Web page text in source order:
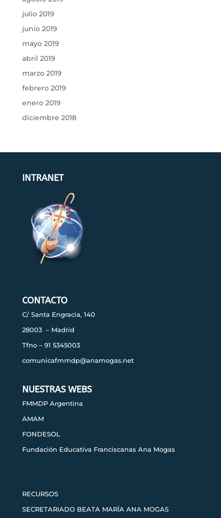
julio 2019
junio 2019
mayo 2019
abril 2019
marzo 2019
febrero 2019
enero 2019
diciembre 2018
INTRANET
CONTACTO
C/ Santa Engracia, 140
28003 – Madrid
Tfno – 91 5345003
comunicafmmdp@anamogas.net
NUESTRAS WEBS
FMMDP Argentina
AMAM
FONDESOL
Fundación Educativa Franciscanas Ana Mogas
RECURSOS
SECRETARIADO BEATA MARÍA ANA MOGAS